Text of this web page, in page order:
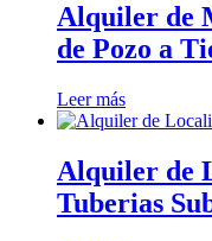
Alquiler de
de Pozo a
Leer más
Alquiler de
Tuberias